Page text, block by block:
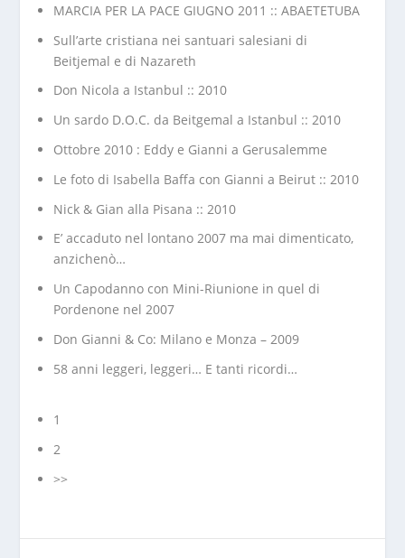
MARCIA PER LA PACE GIUGNO 2011 :: ABAETETUBA
Sull’arte cristiana nei santuari salesiani di
Beitjemal e di Nazareth
Don Nicola a Istanbul :: 2010
Un sardo D.O.C. da Beitgemal a Istanbul :: 2010
Ottobre 2010 : Eddy e Gianni a Gerusalemme
Le foto di Isabella Baffa con Gianni a Beirut :: 2010
Nick & Gian alla Pisana :: 2010
E’ accaduto nel lontano 2007 ma mai dimenticato,
anzichenò…
Un Capodanno con Mini-Riunione in quel di
Pordenone nel 2007
Don Gianni & Co: Milano e Monza – 2009
58 anni leggeri, leggeri… E tanti ricordi…
1
2
>>